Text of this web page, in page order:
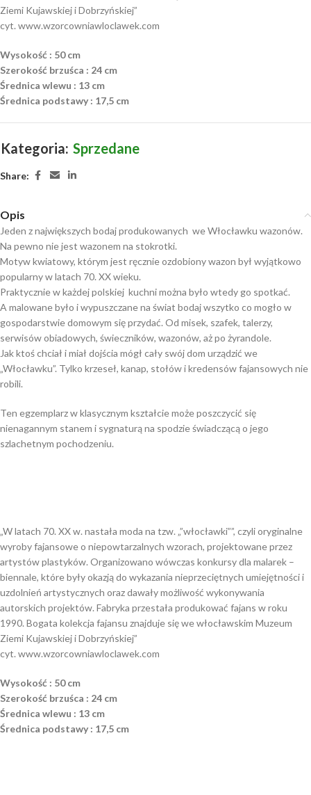
Ziemi Kujawskiej i Dobrzyńskiej”
cyt. www.wzorcowniawloclawek.com
Wysokość : 50 cm
Szerokość brzuśca : 24 cm
Średnica wlewu : 13 cm
Średnica podstawy : 17,5 cm
Kategoria: Sprzedane
Share:
Opis
Jeden z największych bodaj produkowanych we Włocławku wazonów.
Na pewno nie jest wazonem na stokrotki.
Motyw kwiatowy, którym jest ręcznie ozdobiony wazon był wyjątkowo
popularny w latach 70. XX wieku.
Praktycznie w każdej polskiej kuchni można było wtedy go spotkać.
A malowane było i wypuszczane na świat bodaj wszytko co mogło w
gospodarstwie domowym się przydać. Od misek, szafek, talerzy,
serwisów obiadowych, świeczników, wazonów, aż po żyrandole.
Jak ktoś chciał i miał dojścia mógł cały swój dom urządzić we
„Włocławku”. Tylko krzeseł, kanap, stołów i kredensów fajansowych nie
robili.
Ten egzemplarz w klasycznym kształcie może poszczycić się
nienagannym stanem i sygnaturą na spodzie świadczącą o jego
szlachetnym pochodzeniu.
„W latach 70. XX w. nastała moda na tzw. „”włocławki””, czyli oryginalne
wyroby fajansowe o niepowtarzalnych wzorach, projektowane przez
artystów plastyków. Organizowano wówczas konkursy dla malarek –
biennale, które były okazją do wykazania nieprzeciętnych umiejętności i
uzdolnień artystycznych oraz dawały możliwość wykonywania
autorskich projektów. Fabryka przestała produkować fajans w roku
1990. Bogata kolekcja fajansu znajduje się we włocławskim Muzeum
Ziemi Kujawskiej i Dobrzyńskiej”
cyt. www.wzorcowniawloclawek.com
Wysokość : 50 cm
Szerokość brzuśca : 24 cm
Średnica wlewu : 13 cm
Średnica podstawy : 17,5 cm